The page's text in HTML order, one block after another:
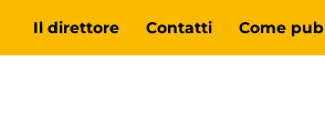
Il direttore Contatti Come